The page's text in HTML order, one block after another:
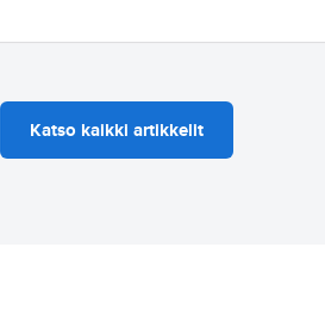
Katso kaikki artikkelit